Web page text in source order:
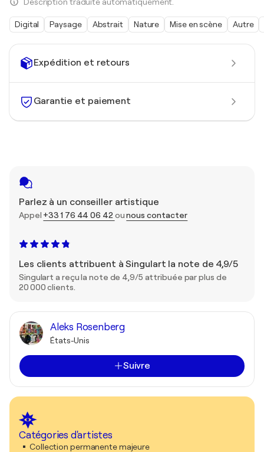
Expédition et retours
Garantie et paiement
Parlez à un conseiller artistique
Appel +33 1 76 44 06 42 ounous contacter
Les clients attribuent à Singulart la note de 4,9/5
Singulart a reçu la note de 4,9/5 attribuée par plus de
20 000 clients.
Aleks Rosenberg
États-Unis
Suivre
Catégories d'artistes
Collection permanente majeure
Digital Paysage Abstrait Nature Mise en scène Autre